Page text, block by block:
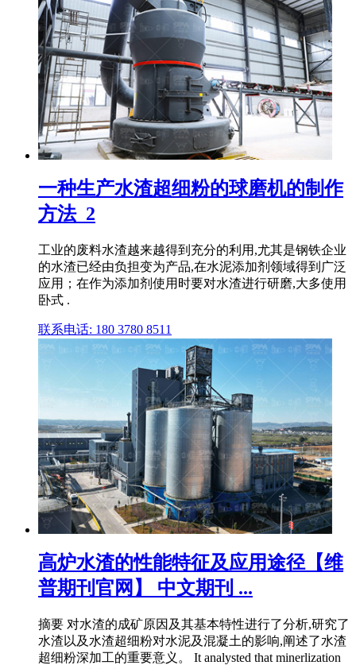
一种生产水渣超细粉的球磨机的制作
方法_2
工业的废料水渣越来越得到充分的利用,尤其是钢铁企业
的水渣已经由负担变为产品,在水泥添加剂领域得到广泛
应用；在作为添加剂使用时要对水渣进行研磨,大多使用
卧式 .
联系电话: 180 3780 8511
高炉水渣的性能特征及应用途径【维
普期刊官网】 中文期刊 ...
摘要 对水渣的成矿原因及其基本特性进行了分析,研究了
水渣以及水渣超细粉对水泥及混凝土的影响,阐述了水渣
超细粉深加工的重要意义。 It analysted that minerlization